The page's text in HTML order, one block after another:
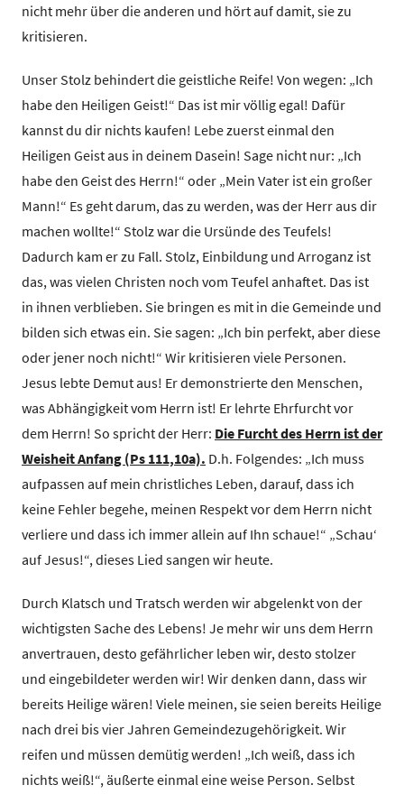
nicht mehr über die anderen und hört auf damit, sie zu
kritisieren.
Unser Stolz behindert die geistliche Reife! Von wegen: „Ich
habe den Heiligen Geist!“ Das ist mir völlig egal! Dafür
kannst du dir nichts kaufen! Lebe zuerst einmal den
Heiligen Geist aus in deinem Dasein! Sage nicht nur: „Ich
habe den Geist des Herrn!“ oder „Mein Vater ist ein großer
Mann!“ Es geht darum, das zu werden, was der Herr aus dir
machen wollte!“ Stolz war die Ursünde des Teufels!
Dadurch kam er zu Fall. Stolz, Einbildung und Arroganz ist
das, was vielen Christen noch vom Teufel anhaftet. Das ist
in ihnen verblieben. Sie bringen es mit in die Gemeinde und
bilden sich etwas ein. Sie sagen: „Ich bin perfekt, aber diese
oder jener noch nicht!“ Wir kritisieren viele Personen.
Jesus lebte Demut aus! Er demonstrierte den Menschen,
was Abhängigkeit vom Herrn ist! Er lehrte Ehrfurcht vor
dem Herrn! So spricht der Herr: Die Furcht des Herrn ist der
Weisheit Anfang (Ps 111,10a). D.h. Folgendes: „Ich muss
aufpassen auf mein christliches Leben, darauf, dass ich
keine Fehler begehe, meinen Respekt vor dem Herrn nicht
verliere und dass ich immer allein auf Ihn schaue!“ „Schau‘
auf Jesus!“, dieses Lied sangen wir heute.
Durch Klatsch und Tratsch werden wir abgelenkt von der
wichtigsten Sache des Lebens! Je mehr wir uns dem Herrn
anvertrauen, desto gefährlicher leben wir, desto stolzer
und eingebildeter werden wir! Wir denken dann, dass wir
bereits Heilige wären! Viele meinen, sie seien bereits Heilige
nach drei bis vier Jahren Gemeindezugehörigkeit. Wir
reifen und müssen demütig werden! „Ich weiß, dass ich
nichts weiß!“, äußerte einmal eine weise Person. Selbst